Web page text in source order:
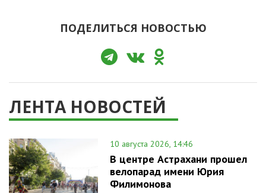
ПОДЕЛИТЬСЯ НОВОСТЬЮ
ЛЕНТА НОВОСТЕЙ
10 августа 2026, 14:46
В центре Астрахани прошел
велопарад имени Юрия
Филимонова